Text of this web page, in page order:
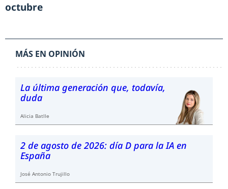
octubre
MÁS EN OPINIÓN
La última generación que, todavía,
duda
Alicia Batlle
2 de agosto de 2026: día D para la IA en
España
José Antonio Trujillo